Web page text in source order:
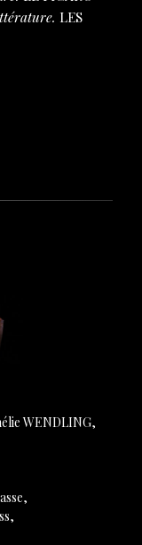
LES
WENDLING,